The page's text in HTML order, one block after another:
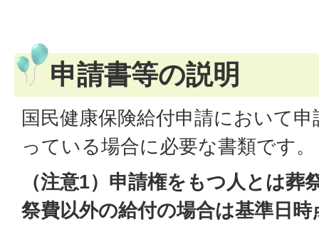
申請書等の説明
国民健康保険給付申請において
っている場合に必要な書類です。
（注意1）申請権をもつ人とは葬
祭費以外の給付の場合は基準日